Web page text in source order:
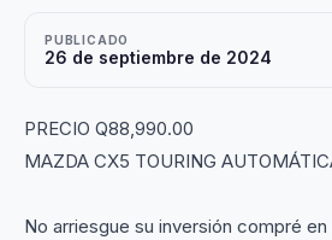
PUBLICADO
26 de septiembre de 2024
PRECIO Q88,990.00
MAZDA CX5 TOURING
No arriesgue su inversión compré